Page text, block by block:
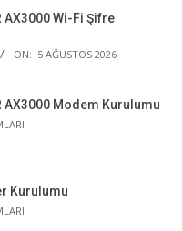
AX3000 Wi-Fi Şifre
ON: 5 AĞUSTOS 2026
AX3000 Modem Kurulumu
Kurulumu